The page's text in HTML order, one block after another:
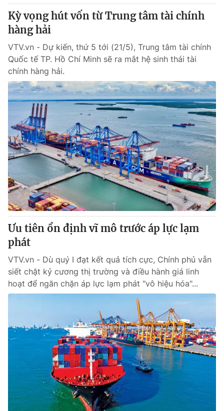
Kỳ vọng hút vốn từ Trung tâm tài chính
hàng hải
VTV.vn - Dự kiến, thứ 5 tới (21/5), Trung tâm tài chính
Quốc tế TP. Hồ Chí Minh sẽ ra mắt hệ sinh thái tài
chính hàng hải.
Ưu tiên ổn định vĩ mô trước áp lực lạm
phát
VTV.vn - Dù quý I đạt kết quả tích cực, Chính phủ vẫn
siết chặt kỷ cương thị trường và điều hành giá linh
hoạt để ngăn chặn áp lực lạm phát "vô hiệu hóa"...